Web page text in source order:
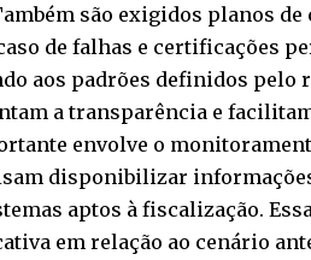
são exigidos planos
de falhas e certificações
aos padrões definidos pelo
a transparência e
envolve o
disponibilizar
aptos à fiscalização.
em relação ao cenário